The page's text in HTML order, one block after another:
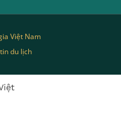
Việt Nam
du lịch